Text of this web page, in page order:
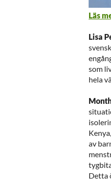
Läs
Lisa
som
hela
av
Detta